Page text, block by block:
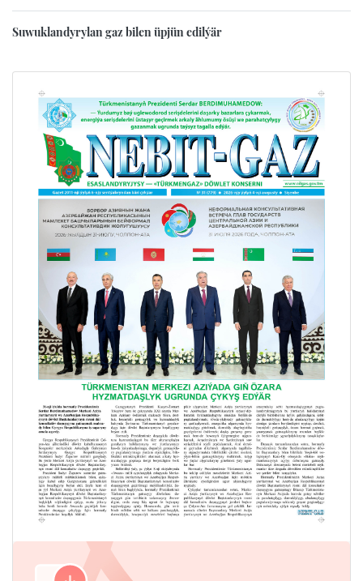
Suwuklandyrylan gaz bilen üpjün edilýär